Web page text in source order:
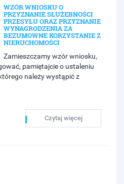
WZÓR WNIOSKU O
PRZYZNANIE SŁUŻEBNOŚCI
PRZESYŁU ORAZ PRZYZNANIE
WYNAGRODZENIA ZA
BEZUMOWNE KORZYSTANIE Z
NIERUCHOMOŚCI
Zamieszczamy wzór wniosku,
pamiętajcie o ustaleniu
należy wystąpić z
Czytaj więcej